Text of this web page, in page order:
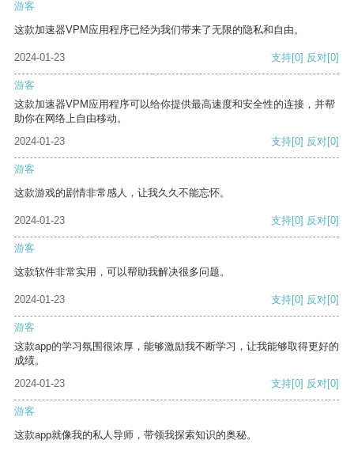
游客
这款加速器VPM应用程序已经为我们带来了无限的隐私和自由。
2024-01-23 支持[0] 反对[0]
游客
这款加速器VPM应用程序可以给你提供最高速度和安全性的连接，并帮
助你在网络上自由移动。
2024-01-23
支持[0] 反对[0]
游客
这款游戏的剧情非常感人，让我久久不能忘怀。
2024-01-23 支持[0] 反对[0]
游客
这款软件非常实用，可以帮助我解决很多问题。
2024-01-23 支持[0] 反对[0]
游客
这款app的学习氛围很浓厚，能够激励我不断学习，让我能够取得更好的
成绩。
2024-01-23
支持[0] 反对[0]
游客
这款app就像我的私人导师，带领我探索知识的奥秘。